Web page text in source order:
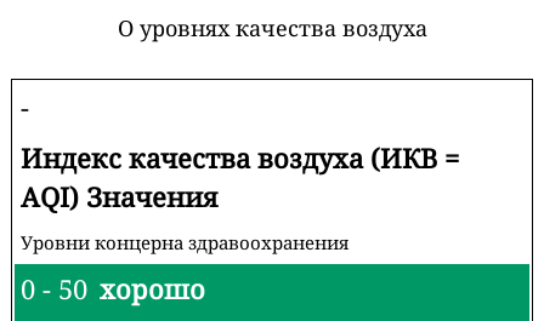
О уровнях качества воздуха
-
Индекс качества воздуха (ИКВ =
AQI) Значения
Уровни концерна здравоохранения
0 - 50 хорошо